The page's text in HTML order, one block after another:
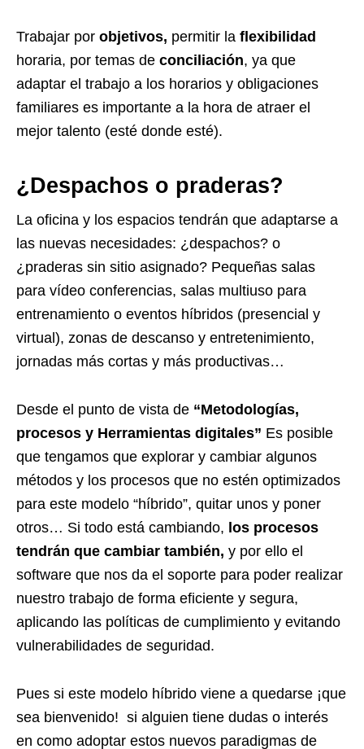
Trabajar por objetivos, permitir la flexibilidad
horaria, por temas de conciliación, ya que
adaptar el trabajo a los horarios y obligaciones
familiares es importante a la hora de atraer el
mejor talento (esté donde esté).
¿Despachos o praderas?
La oficina y los espacios tendrán que adaptarse a
las nuevas necesidades: ¿despachos? o
¿praderas sin sitio asignado? Pequeñas salas
para vídeo conferencias, salas multiuso para
entrenamiento o eventos híbridos (presencial y
virtual), zonas de descanso y entretenimiento,
jornadas más cortas y más productivas…
Desde el punto de vista de “Metodologías,
procesos y Herramientas digitales” Es posible
que tengamos que explorar y cambiar algunos
métodos y los procesos que no estén optimizados
para este modelo “híbrido”, quitar unos y poner
otros… Si todo está cambiando, los procesos
tendrán que cambiar también, y por ello el
software que nos da el soporte para poder realizar
nuestro trabajo de forma eficiente y segura,
aplicando las políticas de cumplimiento y evitando
vulnerabilidades de seguridad.
Pues si este modelo híbrido viene a quedarse ¡que
sea bienvenido! si alguien tiene dudas o interés
en como adoptar estos nuevos paradigmas de